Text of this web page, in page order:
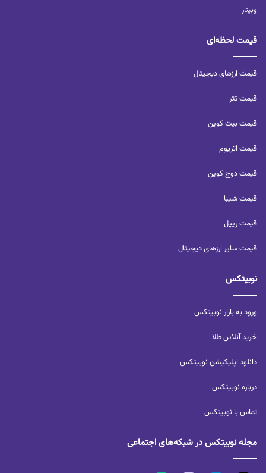
وبینار
قیمت لحظه‌ای
قیمت ارزهای دیجیتال
قیمت تتر
قیمت بیت کوین
قیمت اتریوم
قیمت دوج کوین
قیمت شیبا
قیمت ریپل
قیمت سایر ارزهای دیجیتال
نوبیتکس
ورود به بازار نوبیتکس
خرید آنلاین طلا
دانلود اپلیکیشن نوبیتکس
درباره نوبیتکس
تماس با نوبیتکس
مجله نوبیتکس در شبکه‌های اجتماعی